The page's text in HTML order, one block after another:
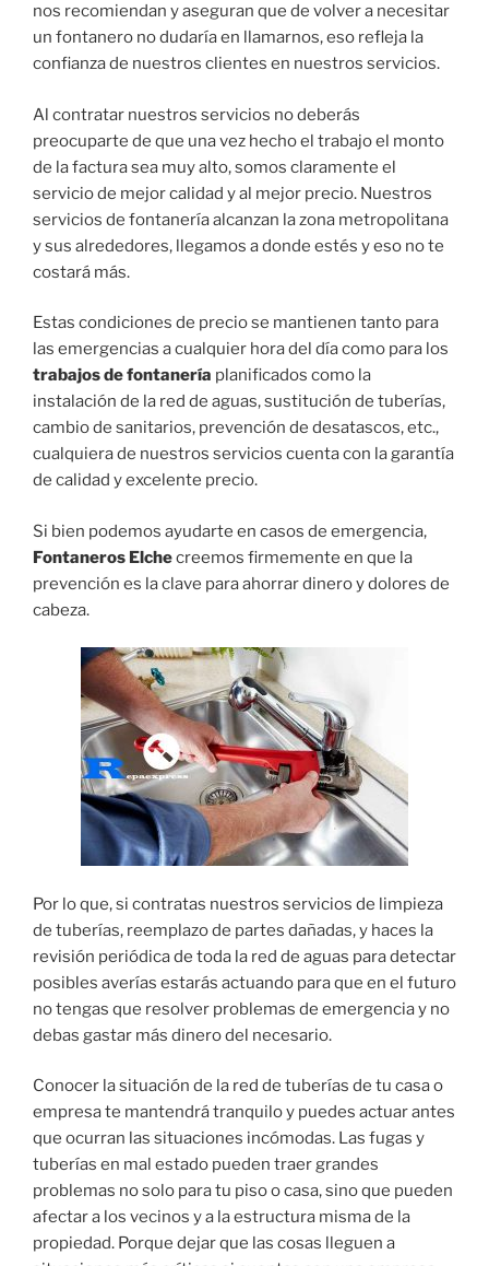
nos recomiendan y aseguran que de volver a necesitar
un fontanero no dudaría en llamarnos, eso refleja la
confianza de nuestros clientes en nuestros servicios.
Al contratar nuestros servicios no deberás
preocuparte de que una vez hecho el trabajo el monto
de la factura sea muy alto, somos claramente el
servicio de mejor calidad y al mejor precio. Nuestros
servicios de fontanería alcanzan la zona metropolitana
y sus alrededores, llegamos a donde estés y eso no te
costará más.
Estas condiciones de precio se mantienen tanto para
las emergencias a cualquier hora del día como para los
trabajos de fontanería planificados como la
instalación de la red de aguas, sustitución de tuberías,
cambio de sanitarios, prevención de desatascos, etc.,
cualquiera de nuestros servicios cuenta con la garantía
de calidad y excelente precio.
Si bien podemos ayudarte en casos de emergencia,
Fontaneros Elchecreemos firmemente en que la
prevención es la clave para ahorrar dinero y dolores de
cabeza.
Por lo que, si contratas nuestros servicios de limpieza
de tuberías, reemplazo de partes dañadas, y haces la
revisión periódica de toda la red de aguas para detectar
posibles averías estarás actuando para que en el futuro
no tengas que resolver problemas de emergencia y no
debas gastar más dinero del necesario.
Conocer la situación de la red de tuberías de tu casa o
empresa te mantendrá tranquilo y puedes actuar antes
que ocurran las situaciones incómodas. Las fugas y
tuberías en mal estado pueden traer grandes
problemas no solo para tu piso o casa, sino que pueden
afectar a los vecinos y a la estructura misma de la
propiedad. Porque dejar que las cosas lleguen a